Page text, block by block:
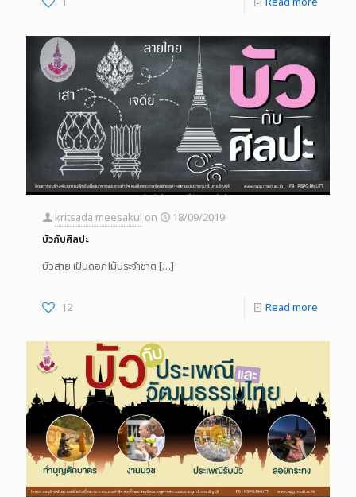
kritsada meesakul on
18/09/2019
บัวกับศิลปะ
บัวสาย เป็นดอกไม้ประจําชาต […]
12 Read more